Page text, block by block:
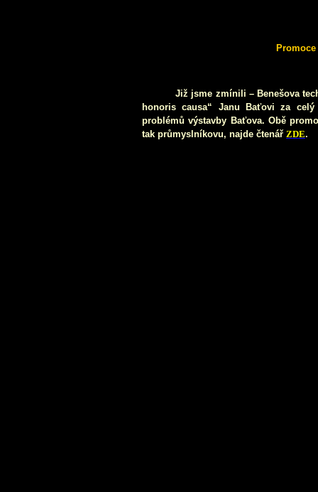
Již jsme zmínili – Benešova
honoris causa“ Janu Baťovi za
problémů výstavby Baťova. Obě
tak průmyslníkovu, najde čtenář ZDE.